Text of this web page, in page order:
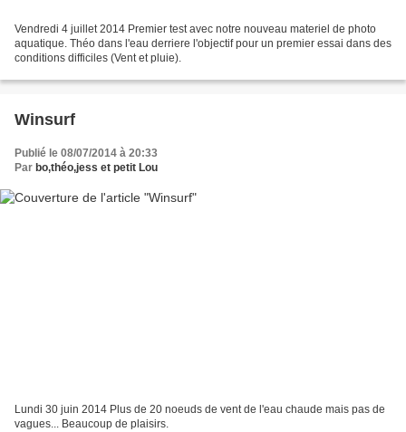
Vendredi 4 juillet 2014 Premier test avec notre nouveau materiel de photo
aquatique. Théo dans l'eau derriere l'objectif pour un premier essai dans des
conditions difficiles (Vent et pluie).
Winsurf
Publié le 08/07/2014 à 20:33
Par bo,théo,jess et petit Lou
Lundi 30 juin 2014 Plus de 20 noeuds de vent de l'eau chaude mais pas de
vagues... Beaucoup de plaisirs.